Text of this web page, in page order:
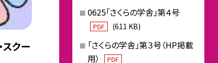
スクー
0625「さくらの学舎」第４号
PDF (611 KB)
「さくらの学舎」第３号（HP掲載
用）
PDF